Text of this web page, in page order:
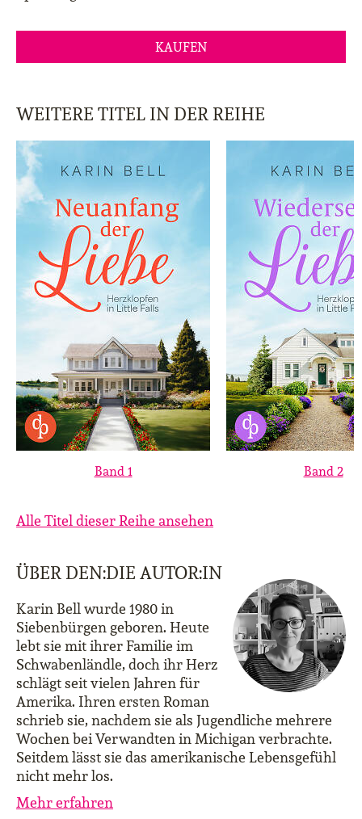
KAUFEN
WEITERE TITEL IN DER REIHE
Band 1 Band 2
Alle Titel dieser Reihe ansehen
ÜBER DEN:DIE AUTOR:IN
Karin Bell wurde 1980 in
Siebenbürgen geboren. Heute
lebt sie mit ihrer Familie im
Schwabenländle, doch ihr Herz
schlägt seit vielen Jahren für
Amerika. Ihren ersten Roman
schrieb sie, nachdem sie als Jugendliche mehrere
Wochen bei Verwandten in Michigan verbrachte.
Seitdem lässt sie das amerikanische Lebensgefühl
nicht mehr los.
Mehr erfahren